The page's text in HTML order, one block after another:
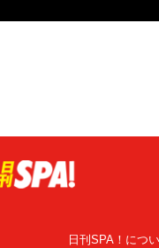
日刊SPA！につ